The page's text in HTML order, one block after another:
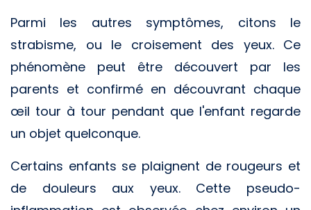
Parmi les autres symptômes, citons le
strabisme, ou le croisement des yeux. Ce
phénomène peut être découvert par les
parents et confirmé en découvrant chaque
œil tour à tour pendant que l'enfant regarde
un objet quelconque.
Certains enfants se plaignent de rougeurs et
de douleurs aux yeux. Cette pseudo-